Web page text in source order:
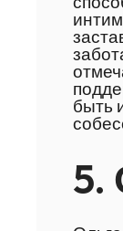
быть
5.